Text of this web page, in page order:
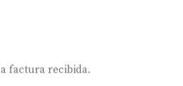
factura recibida.